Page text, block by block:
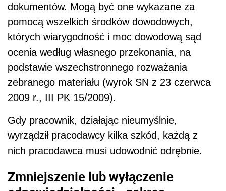
dokumentów. Mogą być one wykazane za
pomocą wszelkich środków dowodowych,
których wiarygodność i moc dowodową sąd
ocenia według własnego przekonania, na
podstawie wszechstronnego rozważania
zebranego materiału (wyrok SN z 23 czerwca
2009 r., III PK 15/2009).
Gdy pracownik, działając nieumyślnie,
wyrządził pracodawcy kilka szkód, każdą z
nich pracodawca musi udowodnić odrębnie.
Zmniejszenie lub wyłączenie